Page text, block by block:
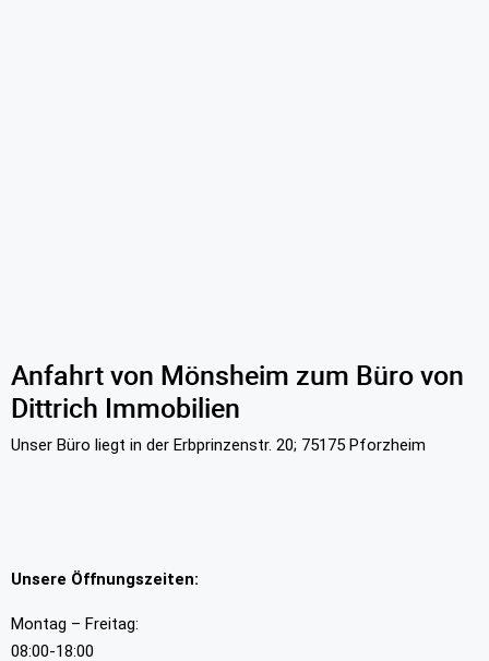
Anfahrt von Mönsheim zum Büro von
Dittrich Immobilien
Unser Büro liegt in der Erbprinzenstr. 20; 75175 Pforzheim
Unsere Öffnungszeiten:
Montag – Freitag:
08:00-18:00